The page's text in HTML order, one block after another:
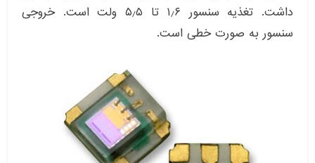
داشت. تغذیه سنسور ۱٫۶ تا ۵٫۵ ولت است. خروجی
سنسور به صورت خطی است.